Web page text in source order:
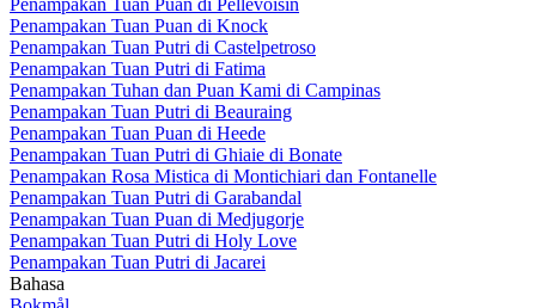
Penampakan Tuan Puan di Knock
Penampakan Tuan Putri di Castelpetroso
Penampakan Tuan Putri di Fatima
Penampakan Tuhan dan Puan Kami di Campinas
Penampakan Tuan Putri di Beauraing
Penampakan Tuan Puan di Heede
Penampakan Tuan Putri di Ghiaie di Bonate
Penampakan Rosa Mistica di Montichiari dan Fontanelle
Penampakan Tuan Putri di Garabandal
Penampakan Tuan Puan di Medjugorje
Penampakan Tuan Putri di Holy Love
Penampakan Tuan Putri di Jacarei
Bahasa